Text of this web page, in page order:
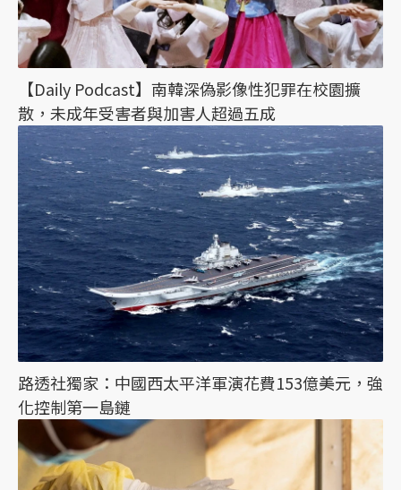
【Daily Podcast】南韓深偽影像性犯罪在校園擴
散，未成年受害者與加害人超過五成
路透社獨家：中國西太平洋軍演花費153億美元，強
化控制第一島鏈